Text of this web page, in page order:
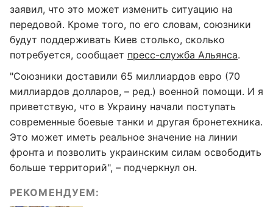
заявил, что это может изменить ситуацию на
передовой. Кроме того, по его словам, союзники
будут поддерживать Киев столько, сколько
потребуется, сообщает пресс-служба Альянса.
"Союзники доставили 65 миллиардов евро (70
миллиардов долларов, – ред.) военной помощи. И я
приветствую, что в Украину начали поступать
современные боевые танки и другая бронетехника.
Это может иметь реальное значение на линии
фронта и позволить украинским силам освободить
больше территорий", – подчеркнул он.
РЕКОМЕНДУЕМ: